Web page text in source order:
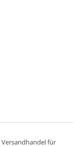
Versandhandelfür